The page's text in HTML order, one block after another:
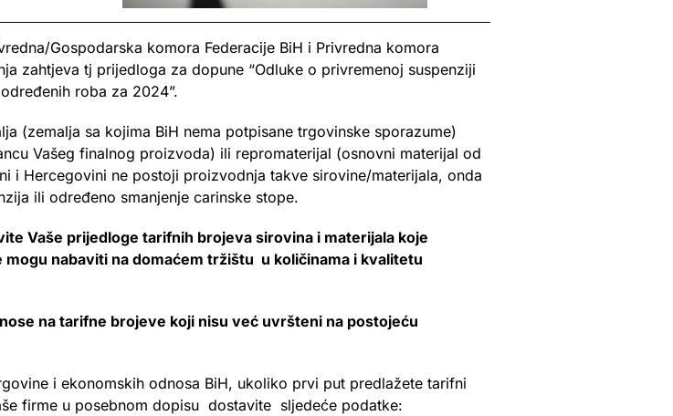
Gospodarska komora Federacije BiH i Privredna komora
zahtjeva tj prijedloga za dopune “Odluke o privremenoj suspenziji
roba za 2024”.
(zemalja sa kojima BiH nema potpisane trgovinske sporazume)
Vašeg finalnog proizvoda) ili repromaterijal (osnovni materijal od
i Hercegovini ne postoji proizvodnja takve sirovine/materijala, onda
ili određeno smanjenje carinske stope.
Vaše prijedloge tarifnih brojeva sirovina i materijala koje
nabaviti na domaćem tržištu u količinama i kvalitetu
na tarifne brojeve koji nisu već uvršteni na postojeću
i ekonomskih odnosa BiH, ukoliko prvi put predlažete tarifni
firme u posebnom dopisu dostavite sljedeće podatke: